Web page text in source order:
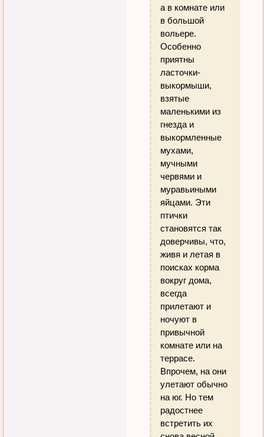
а в комнате или
в большой
вольере.
Особенно
приятны
ласточки-
выкормыши,
взятые
маленькими из
гнезда и
выкормленные
мухами,
мучными
червями и
муравьиными
яйцами. Эти
птички
становятся так
доверчивы, что,
живя и летая в
поисках корма
вокруг дома,
всегда
прилетают и
ночуют в
привычной
комнате или на
террасе.
Впрочем, на они
улетают обычно
на юг. Но тем
радостнее
встретить их